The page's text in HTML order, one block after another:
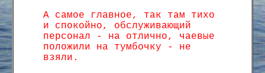
А самое главное, так там тихо
и спокойно, обслуживающий
персонал - на отлично, чаевые
положили на тумбочку - не
взяли.